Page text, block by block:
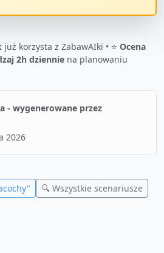
już korzysta z ZabawAIki • ⭐ Ocena
2h dzienniena planowaniu
- wygenerowane przez
2026
" 🔍 Wszystkie scenariusze